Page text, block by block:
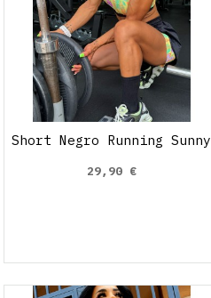
Short Negro Running Sunny
29,90 €